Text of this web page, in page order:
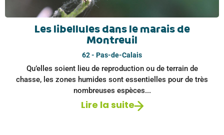
Les libellules dans le marais de
Montreuil
62 - Pas-de-Calais
Qu’elles soient lieu de reproduction ou de terrain de
chasse, les zones humides sont essentielles pour de très
nombreuses espèces...
Lire la suite